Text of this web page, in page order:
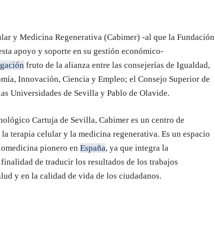
y Medicina Regenerativa (Cabimer) -al que la Fundación
apoyo y soporte en su gestión económico-
fruto de la alianza entre las consejerías de Igualdad,
Innovación, Ciencia y Empleo; el Consejo Superior de
Universidades de Sevilla y Pablo de Olavide.
Cartuja de Sevilla, Cabimer es un centro de
terapia celular y la medicina regenerativa. Es un espacio
pionero en España, ya que integra la
de traducir los resultados de los trabajos
y en la calidad de vida de los ciudadanos.